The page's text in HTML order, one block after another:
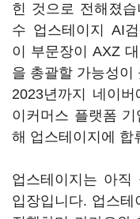
힌 것으로 전해졌
수 업스테이지 AI
이 부문장이 AXZ
을 총괄할 가능성이
2023년까지 네이
이커머스 플랫폼
해 업스테이지에 합
업스테이지는 아직
입장입니다. 업스